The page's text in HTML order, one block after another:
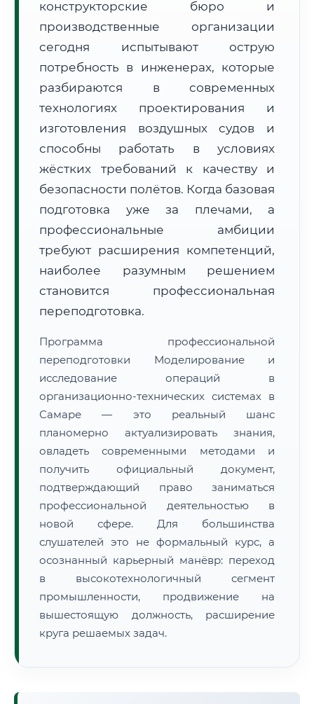
• Маршрут транзита:~2 127 км
📜 Документы и аккредитация ФИС ФРДО
🔍 Нажмите на документ для увеличения и просмотра
конструкторские бюро и
производственные организации
сегодня испытывают острую
потребность в инженерах, которые
разбираются в современных
технологиях проектирования и
изготовления воздушных судов и
способны работать в условиях
жёстких требований к качеству и
безопасности полётов. Когда базовая
подготовка уже за плечами, а
профессиональные амбиции
требуют расширения компетенций,
наиболее разумным решением
становится профессиональная
переподготовка.
Программа профессиональной
переподготовки Моделирование и
исследование операций в
организационно-технических системах в
Самаре — это реальный шанс
планомерно актуализировать знания,
овладеть современными методами и
получить официальный документ,
подтверждающий право заниматься
профессиональной деятельностью в
новой сфере. Для большинства
слушателей это не формальный курс, а
осознанный карьерный манёвр: переход
в высокотехнологичный сегмент
промышленности, продвижение на
вышестоящую должность, расширение
круга решаемых задач.